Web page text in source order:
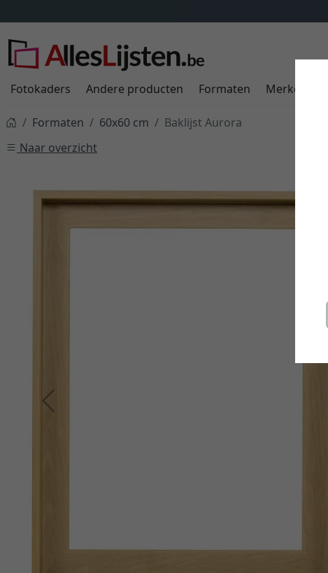
Fotokaders Andere producten Formaten Merken
Formaten 60x60 cm
Baklijst Aurora
Naar overzicht
Terug